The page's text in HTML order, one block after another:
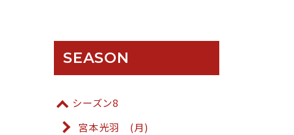
SEASON
シーズン8
宮本光羽 (月)